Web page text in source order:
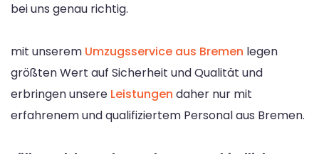
bei uns genau richtig.
mit unserem Umzugsservice aus Bremen legen
größten Wert auf Sicherheit und Qualität und
erbringen unsere Leistungen daher nur mit
erfahrenem und qualifiziertem Personal aus Bremen.